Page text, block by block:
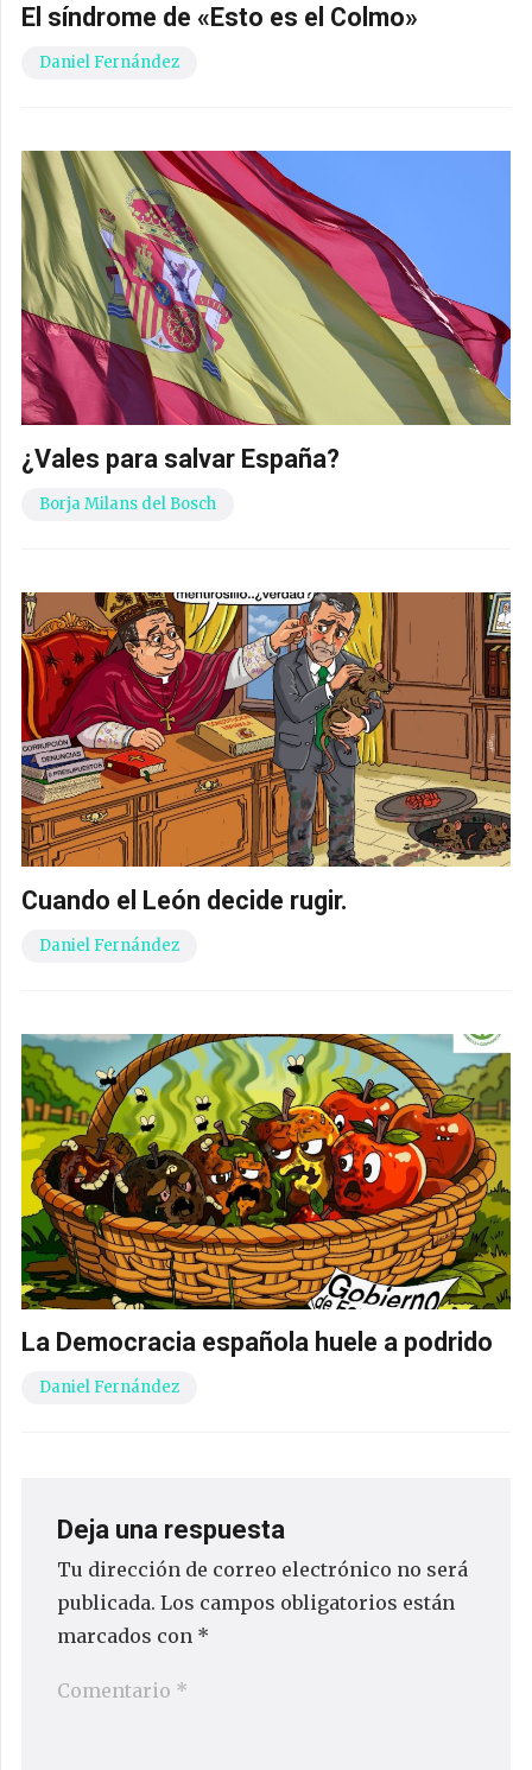
El síndrome de «Esto es el Colmo»
Daniel Fernández
¿Vales para salvar España?
Borja Milans del Bosch
Cuando el León decide rugir.
Daniel Fernández
La Democracia española huele a podrido
Daniel Fernández
Deja una respuesta
Tu dirección de correo electrónico no será
publicada. Los campos obligatorios están
marcados con *